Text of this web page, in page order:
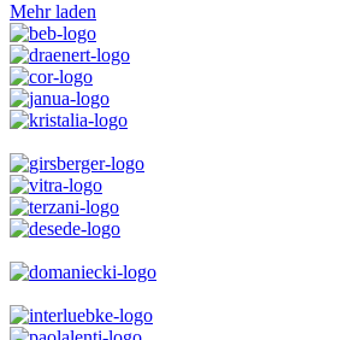
Mehr laden